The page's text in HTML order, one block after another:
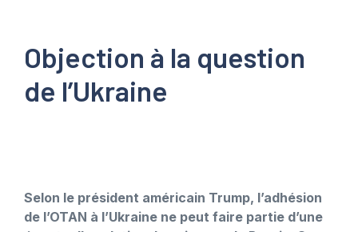
Objection à la question
de l’Ukraine
Selon le président américain Trump, l’adhésion
de l’OTAN à l’Ukraine ne peut faire partie d’une